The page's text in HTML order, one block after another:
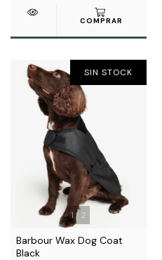
COMPRAR
1 / 2
SIN STOCK
Barbour Wax Dog Coat
Black